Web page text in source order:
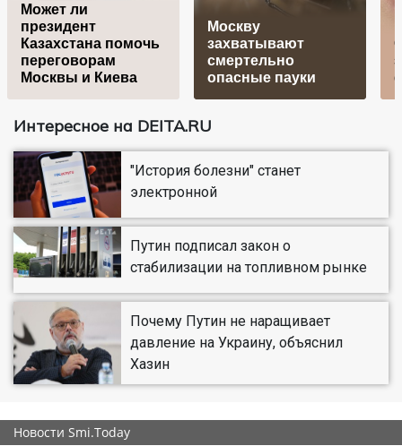
Может ли
президент
Казахстана помочь
переговорам
Москвы и Киева
Москву
захватывают
смертельно
опасные пауки
Интересное на DEITA.RU
"История болезни" станет
электронной
Путин подписал закон о
стабилизации на топливном рынке
Почему Путин не наращивает
давление на Украину, объяснил
Хазин